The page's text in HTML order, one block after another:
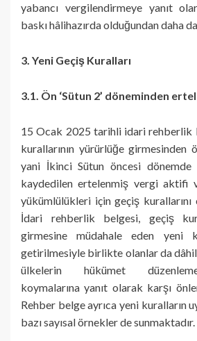
yabancı vergilendirmeye yanıt
baskı hâlihazırda olduğundan daha
3. Yeni Geçiş Kuralları
3.1. Ön ‘Sütun 2’ döneminden
15 Ocak 2025 tarihli idari rehberlik
kurallarının yürürlüğe girmesinden
yani İkinci Sütun öncesi
kaydedilen ertelenmiş vergi aktifi
yükümlülükleri için geçiş kurallarını
İdari rehberlik belgesi, geçiş
girmesine müdahale eden yeni
getirilmesiyle birlikte olanlar da
ülkelerin hükümet
koymalarına yanıt olarak karşı
Rehber belge ayrıca yeni kuralların
bazı sayısal örnekler de sunmaktadır.